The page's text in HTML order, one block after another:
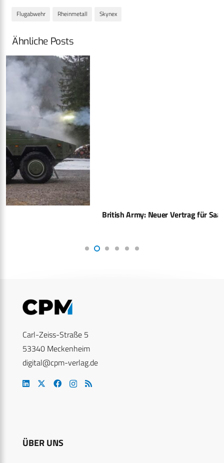
Flugabwehr Rheinmetall Skynex
Ähnliche Posts
British Army: Neuer Vertrag für Saab ILT-D
Carl-Zeiss-Straße 5
53340 Meckenheim
digital@cpm-verlag.de
ÜBER UNS